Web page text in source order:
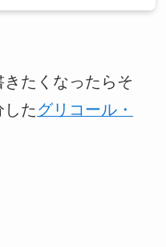
たくなったらそ
たグリコール・